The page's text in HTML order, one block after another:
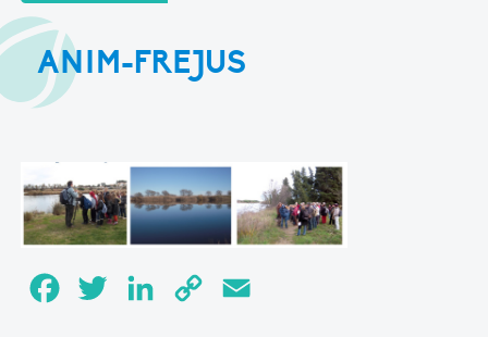
ANIM-FREJUS
FacebookTwitter LinkedInCopy